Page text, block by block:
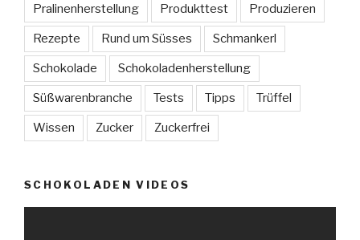
Pralinenherstellung Produkttest Produzieren
Rezepte Rund um Süsses Schmankerl
Schokolade Schokoladenherstellung
Süßwarenbranche Tests Tipps Trüffel
Wissen Zucker Zuckerfrei
SCHOKOLADEN VIDEOS